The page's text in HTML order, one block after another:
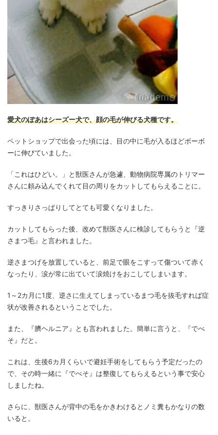
愛犬のぽあはシーズー犬で、顔の毛が伸びる犬種です。
ペットショップで出会った頃には、目の中に毛が入るほどボーボ
ーに伸びていました。
「これはひどい。」と獣医さんが急遽、動物病院専属のトリマー
さんに頼み込んでくれて目の周りをカットしてもらえることに。
すっきりさっぱりしてとても可愛くなりました。
カットしてもらった後、改めて獣医さんに検診してもらうと『逆
さまつ毛』と言われました。
逆さまつげを放置していると、前足で眼をこすって傷ついて赤く
なったり、涙が常に出ていて涙焼けをおこしてしまいます。
1～2カ月に1度、逆さに生えてしまっているまつ毛を抜毛すれば症
状が改善されるということでした。
また、『臍ヘルニア』とも言われました。簡単に言うと、『でべ
そ』だと。
これは、生後6カ月くらいで避妊手術をしてもらう予定だったの
で、その時一緒に『でべそ』は整復してもらえるという事で安心
しましたね。
さらに、獣医さんが背中の毛をかきわけるとノミ糞もかなりの数
いると。